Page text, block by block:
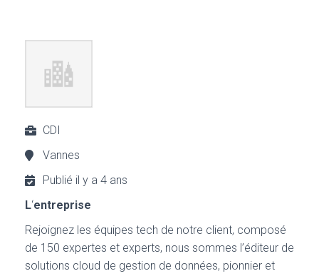
CDI
Vannes
Publié il y a 4 ans
L‘entreprise
Rejoignez les équipes tech de notre client, composé
de 150 expertes et experts, nous sommes l’éditeur de
solutions cloud de gestion de données, pionnier et